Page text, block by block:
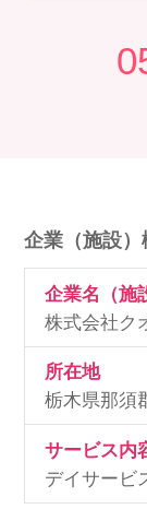
企業（施設）
企業名（施
株式会社ク
所在地
栃木県那須
サービス内
デイサービ